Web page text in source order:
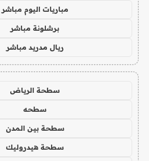
مباريات اليوم مباشر
برشلونة مباشر
ريال مدريد مباشر
سطحة الرياض
سطحه
سطحة بين المدن
سطحة هيدروليك